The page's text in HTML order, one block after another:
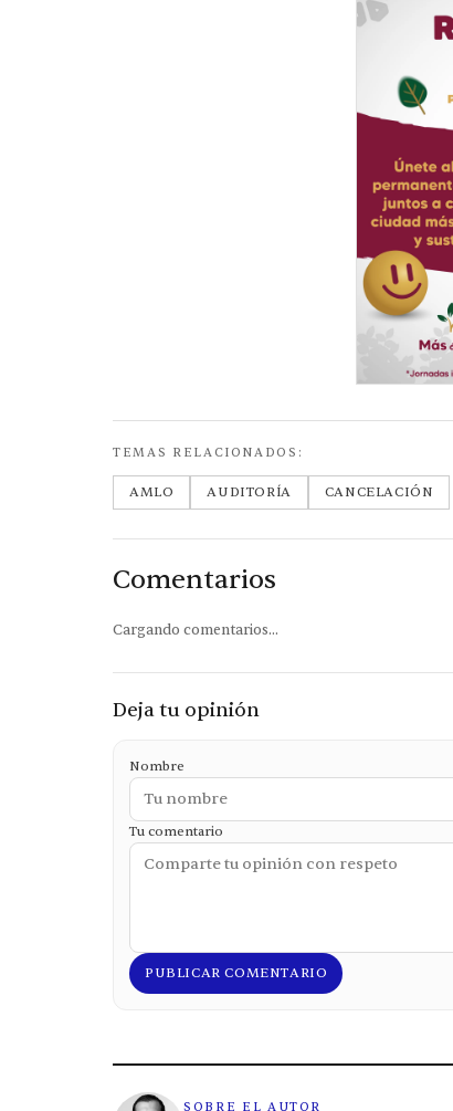
TEMAS RELACIONADOS:
AMLO AUDITORÍA CANCELACIÓN
Comentarios
Cargando comentarios...
Deja tu opinión
Nombre
Tu comentario
PUBLICAR COMENTARIO
SOBRE EL AUTOR